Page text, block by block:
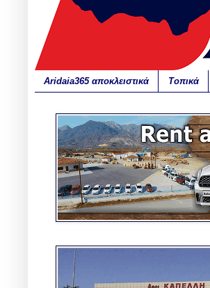
Aridaia365 αποκλειστικά Τοπικά